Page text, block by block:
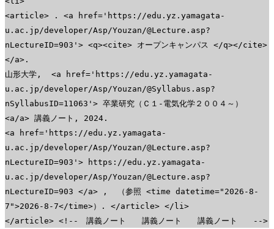
<article> . <a href='https://edu.yz.yamagata-
u.ac.jp/developer/Asp/Youzan/@Lecture.asp?
nLectureID=903'> <q><cite> オープンキャンパス </q></cite>
</a>.
山形大学, <a href='https://edu.yz.yamagata-
u.ac.jp/developer/Asp/Youzan/@Syllabus.asp?
nSyllabusID=11063'> 卒業研究（Ｃ１-電気化学２００４～）
<a/a> 講義ノート, 2024.
<a href='https://edu.yz.yamagata-
u.ac.jp/developer/Asp/Youzan/@Lecture.asp?
nLectureID=903'> https://edu.yz.yamagata-
u.ac.jp/developer/Asp/Youzan/@Lecture.asp?
nLectureID=903 </a> , （参照 <time datetime="2026-8-
7">2026-8-7</time>）. </article> </li>
</article> <!-- 講義ノート 講義ノート 講義ノート -->